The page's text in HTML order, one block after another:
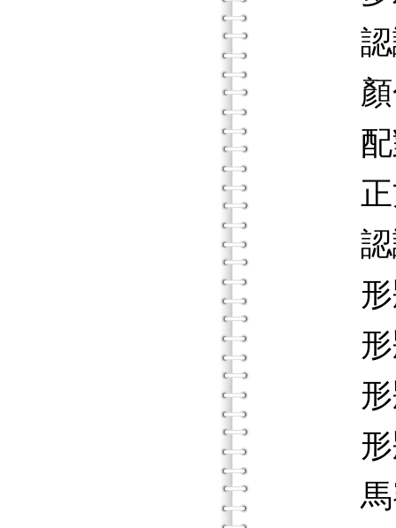
認識
顏色
配對
正方
認識
形狀
形狀
形狀
形狀
馬賽